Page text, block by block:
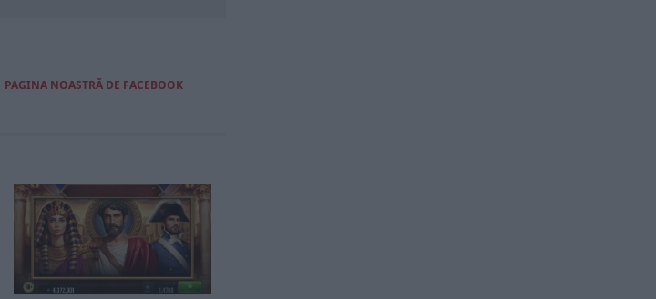
PAGINA NOASTRĂ DE FACEBOOK